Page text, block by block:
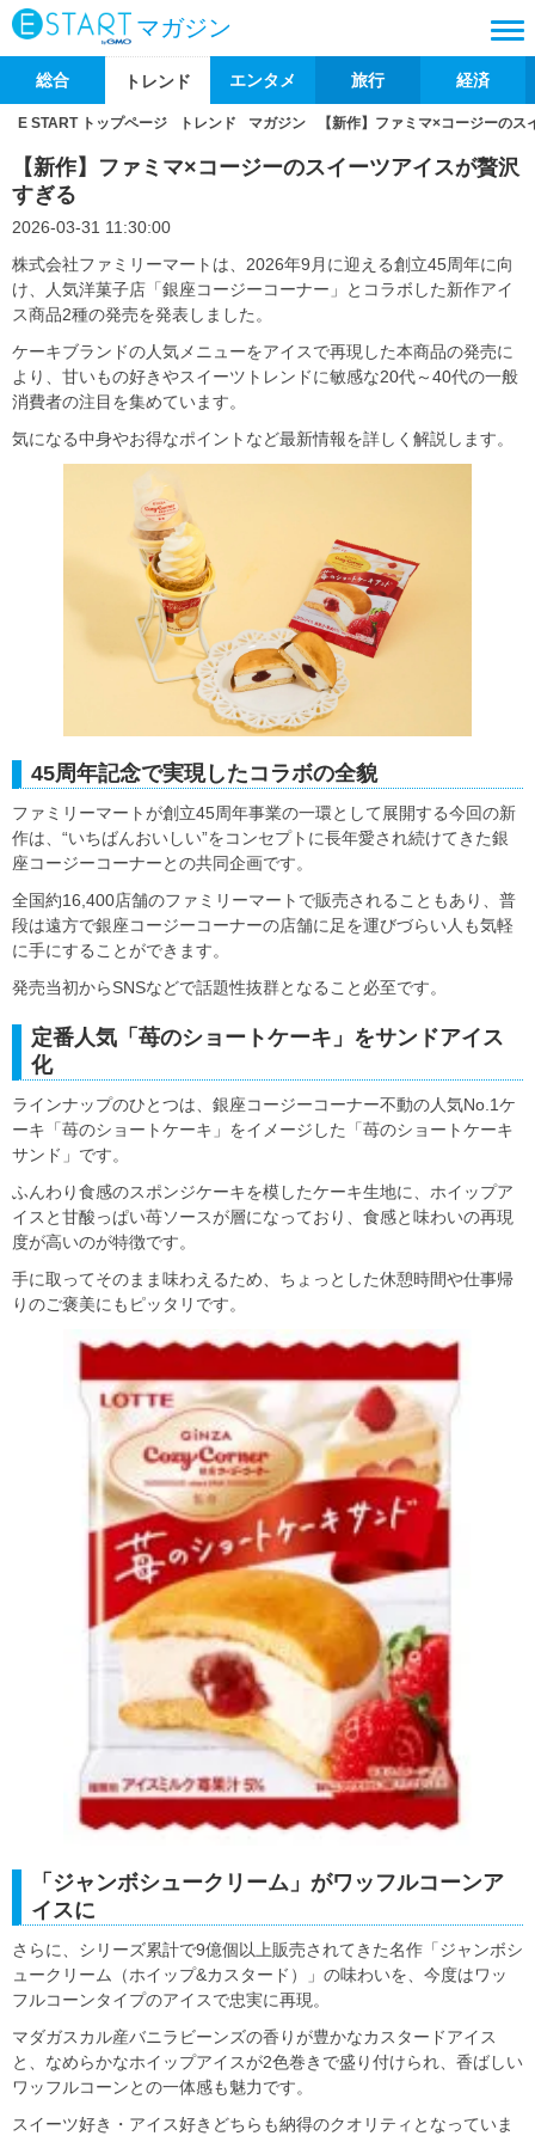
マガジン
総合 トレンド エンタメ 旅行 経済
E START トップページ トレンド マガジン 【新作】ファミマ×コージーの
【新作】ファミマ×コージーのスイーツアイスが贅沢
すぎる
2026-03-31 11:30:00
株式会社ファミリーマートは、2026年9月に迎える創立45周年に向
け、人気洋菓子店「銀座コージーコーナー」とコラボした新作アイ
ス商品2種の発売を発表しました。
ケーキブランドの人気メニューをアイスで再現した本商品の発売に
より、甘いもの好きやスイーツトレンドに敏感な20代～40代の一般
消費者の注目を集めています。
気になる中身やお得なポイントなど最新情報を詳しく解説します。
45周年記念で実現したコラボの全貌
ファミリーマートが創立45周年事業の一環として展開する今回の新
作は、“いちばんおいしい”をコンセプトに長年愛され続けてきた銀
座コージーコーナーとの共同企画です。
全国約16,400店舗のファミリーマートで販売されることもあり、普
段は遠方で銀座コージーコーナーの店舗に足を運びづらい人も気軽
に手にすることができます。
発売当初からSNSなどで話題性抜群となること必至です。
定番人気「苺のショートケーキ」をサンドアイス
化
ラインナップのひとつは、銀座コージーコーナー不動の人気No.1ケ
ーキ「苺のショートケーキ」をイメージした「苺のショートケーキ
サンド」です。
ふんわり食感のスポンジケーキを模したケーキ生地に、ホイップア
イスと甘酸っぱい苺ソースが層になっており、食感と味わいの再現
度が高いのが特徴です。
手に取ってそのまま味わえるため、ちょっとした休憩時間や仕事帰
りのご褒美にもピッタリです。
「ジャンボシュークリーム」がワッフルコーンア
イスに
さらに、シリーズ累計で9億個以上販売されてきた名作「ジャンボシ
ュークリーム（ホイップ&カスタード）」の味わいを、今度はワッ
フルコーンタイプのアイスで忠実に再現。
マダガスカル産バニラビーンズの香りが豊かなカスタードアイス
と、なめらかなホイップアイスが2色巻きで盛り付けられ、香ばしい
ワッフルコーンとの一体感も魅力です。
スイーツ好き・アイス好きどちらも納得のクオリティとなっていま